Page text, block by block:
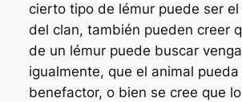
cierto tipo de lémur puede ser
del clan, también pueden creer
de un lémur puede buscar
igualmente, que el animal
benefactor, o bien se cree que